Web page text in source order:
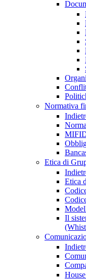
Normativa
Etica di
Etica
Il